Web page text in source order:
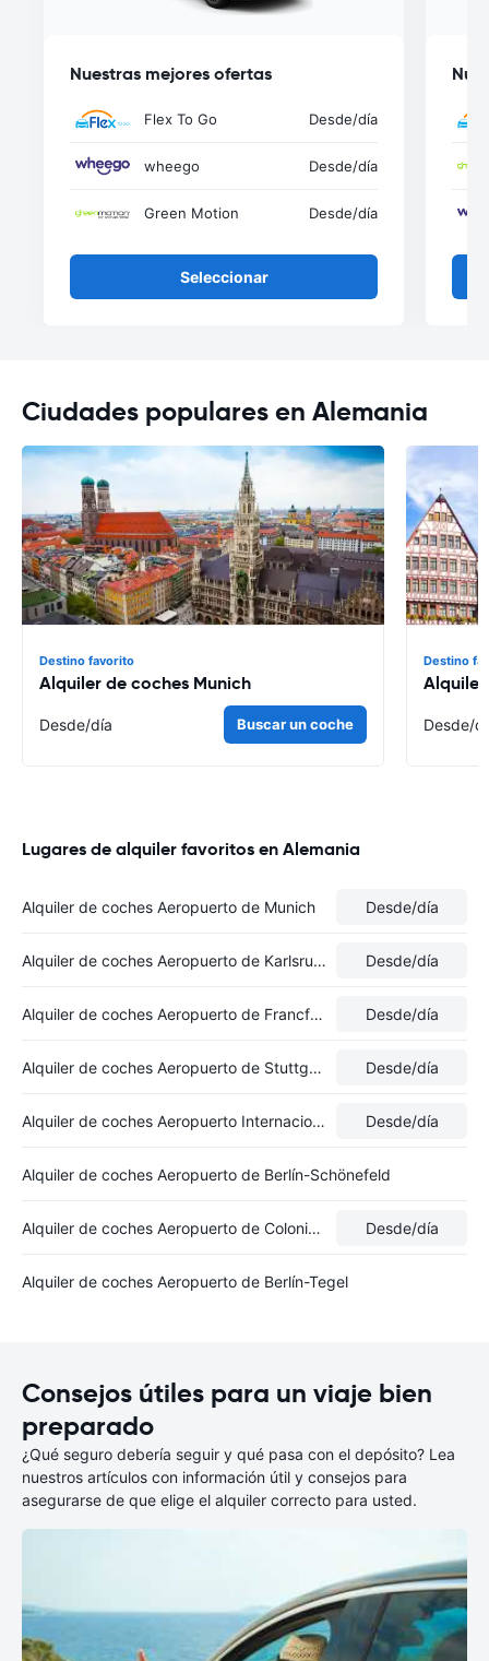
Nuestras mejores ofertas
Flex To Go Desde/día
wheego Desde/día
Green Motion Desde/día
Seleccionar
Ciudades populares en Alemania
Destino favorito
Alquiler de coches Munich
Desde/día Buscar un coche
Destino
Desde/
Lugares de alquiler favoritos en Alemania
Alquiler de coches Aeropuerto de Munich Desde/día
Alquiler de coches Aeropuerto de Karlsruhe Desde/día
Alquiler de coches Aeropuerto de Francfort Desde/día
Alquiler de coches Aeropuerto de Stuttgart-Echterdingen Desde/día
Alquiler de coches Aeropuerto Internacional de Düsseldorf Desde/día
Alquiler de coches Aeropuerto de Berlín-Schönefeld
Alquiler de coches Aeropuerto de Colonia-Bonn Desde/día
Alquiler de coches Aeropuerto de Berlín-Tegel
Consejos útiles para un viaje bien
preparado
¿Qué seguro debería seguir y qué pasa con el depósito? Lea
nuestros artículos con información útil y consejos para
asegurarse de que elige el alquiler correcto para usted.